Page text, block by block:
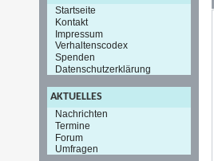
Startseite
Kontakt
Impressum
Verhaltenscodex
Spenden
Datenschutzerklärung
AKTUELLES
Nachrichten
Termine
Forum
Umfragen